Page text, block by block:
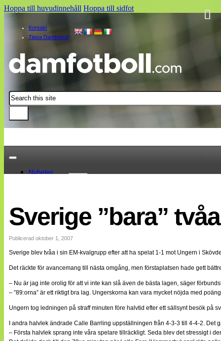
Hoppa till huvudinnehåll Hoppa till sidfot
Kontakt
Tipsa Damfotboll
Sök
Nyheter
Landslaget
EM 2013
Internationellt
Bildreportage
Bloggar
Lagen
Cuper
Medlemsbilder
NÄTverket
Om oss
Sverige ”bara”
Publicerad oktober 1, 2007
Sverige blev tvåa i sin EM-kvalgrupp efter att ha spelat 1-1 mot Ungern i
Det räckte för avancemang till nästa omgång, men förstaplatsen hade gett
– Nu är jag inte orolig för att vi inte kan slå även de bästa lagen, säger
– ”89:orna” är ett riktigt bra lag. Ungerskorna kan vara mycket nöjda med
Ungern tog ledningen på straff minuten före halvtid efter ett sällsynt besök på
I andra halvlek ändrade Calle Barrling uppställningen från 4-3-3 till 4-4-2. Det
– Första halvlek sprang inte våra spelare tillräckligt. Seda blev det stressigt i